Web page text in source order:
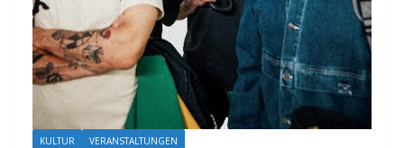
KULTUR VERANSTALTUNGEN